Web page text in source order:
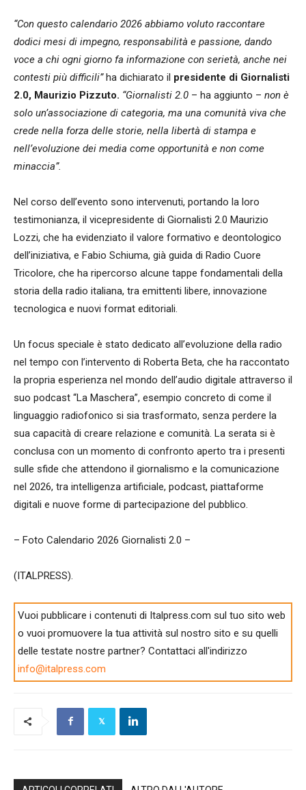
“Con questo calendario 2026 abbiamo voluto raccontare
dodici mesi di impegno, responsabilità e passione, dando
voce a chi ogni giorno fa informazione con serietà, anche nei
contesti più difficili”ha dichiarato il presidente di Giornalisti
2.0, Maurizio Pizzuto. “Giornalisti 2.0 – ha aggiunto – non è
solo un’associazione di categoria, ma una comunità viva che
crede nella forza delle storie, nella libertà di stampa e
nell’evoluzione dei media come opportunità e non come
minaccia”.
Nel corso dell’evento sono intervenuti, portando la loro
testimonianza, il vicepresidente di Giornalisti 2.0 Maurizio
Lozzi, che ha evidenziato il valore formativo e deontologico
dell’iniziativa, e Fabio Schiuma, già guida di Radio Cuore
Tricolore, che ha ripercorso alcune tappe fondamentali della
storia della radio italiana, tra emittenti libere, innovazione
tecnologica e nuovi format editoriali.
Un focus speciale è stato dedicato all’evoluzione della radio
nel tempo con l’intervento di Roberta Beta, che ha raccontato
la propria esperienza nel mondo dell’audio digitale attraverso il
suo podcast “La Maschera”, esempio concreto di come il
linguaggio radiofonico si sia trasformato, senza perdere la
sua capacità di creare relazione e comunità. La serata si è
conclusa con un momento di confronto aperto tra i presenti
sulle sfide che attendono il giornalismo e la comunicazione
nel 2026, tra intelligenza artificiale, podcast, piattaforme
digitali e nuove forme di partecipazione del pubblico.
– Foto Calendario 2026 Giornalisti 2.0 –
(ITALPRESS).
Vuoi pubblicare i contenuti di Italpress.com sul tuo sito web
o vuoi promuovere la tua attività sul nostro sito e su quelli
delle testate nostre partner? Contattaci all'indirizzo
info@italpress.com